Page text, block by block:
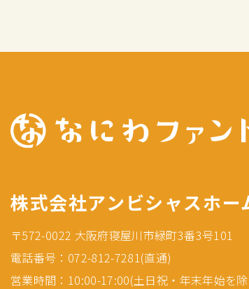
株式会社アンビシャスホー
〒572-0022 大阪府寝屋川市緑町3番3号101
電話番号：072-812-7281(直通)
営業時間：10:00-17:00(土日祝・年末年始を